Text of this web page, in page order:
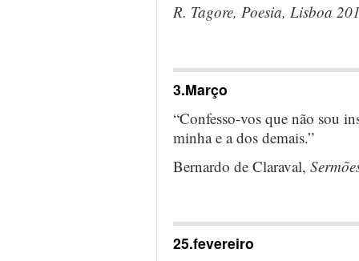
R. Tagore, Poesia, Lisboa
3.Março
“Confesso-vos que não sou
minha e a dos demais.”
Bernardo de Claraval,
25.fevereiro